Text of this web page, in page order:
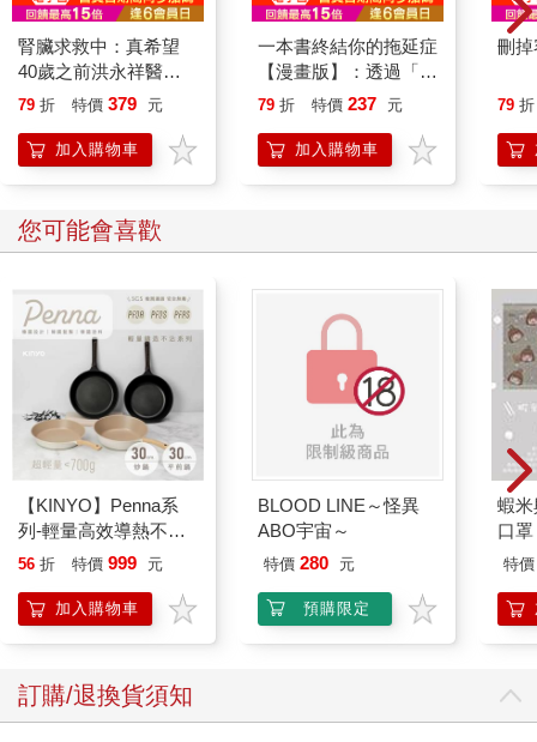
腎臟求救中：真希望
40歲之前洪永祥醫師
就告訴我這些事
79 折 特價 379 元
加入購物車
一本書終結你的拖延症
【漫畫版】：透過「小
行動」打開大腦的行動
「行動派」的37個科
學方法
79 折 特價 237 元
加入購物車
刪
79 折
您可能會喜歡
【KINYO】Penna系
列-輕量高效導熱不沾
平煎鍋30cm
56 折 特價 999 元
加入購物車
BLOOD LINE～怪異
ABO宇宙～
特價 280 元
預購限定
蝦
口
特價
訂購/退換貨須知